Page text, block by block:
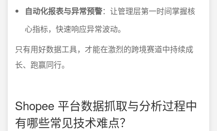
自动化报表与异常预警：让管理层第一时间掌握核
心指标，快速响应异常波动。
只有用好数据工具，才能在激烈的跨境赛道中持续成
长、跑赢同行。
Shopee 平台数据抓取与分析过程中
有哪些常见技术难点？